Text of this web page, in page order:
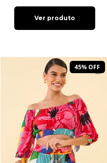
Ver produto
45% OFF